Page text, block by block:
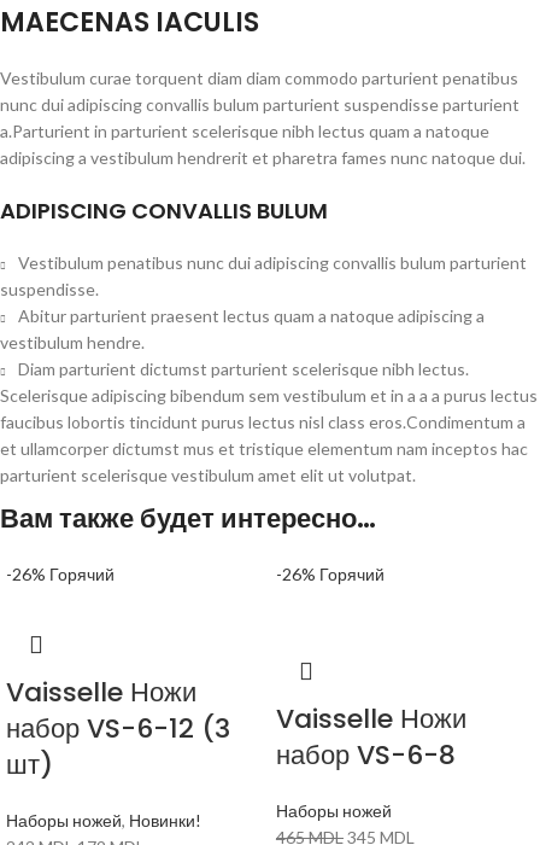
MAECENAS IACULIS
Vestibulum curae torquent diam diam commodo parturient penatibus
nunc dui adipiscing convallis bulum parturient suspendisse parturient
a.Parturient in parturient scelerisque nibh lectus quam a natoque
adipiscing a vestibulum hendrerit et pharetra fames nunc natoque dui.
ADIPISCING CONVALLIS BULUM
Vestibulum penatibus nunc dui adipiscing convallis bulum parturient
suspendisse.
Abitur parturient praesent lectus quam a natoque adipiscing a
vestibulum hendre.
Diam parturient dictumst parturient scelerisque nibh lectus.
Scelerisque adipiscing bibendum sem vestibulum et in a a a purus lectus
faucibus lobortis tincidunt purus lectus nisl class eros.Condimentum a
et ullamcorper dictumst mus et tristique elementum nam inceptos hac
parturient scelerisque vestibulum amet elit ut volutpat.
Вам также будет интересно…
-26% Горячий
Vaisselle Ножи
набор VS-6-12 (3
шт)
Наборы ножей, Новинки!
-26% Горячий
Vaisselle Ножи
набор VS-6-8
Наборы ножей
465MDL345 MDL